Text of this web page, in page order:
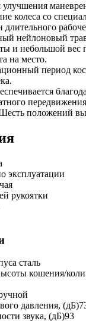
колеса со
нейлоновый
и небольшой вес
на место.
период
положений
эксплуатации
рукоятки
сталь
кошения/
давления,
звука, (дБ)93